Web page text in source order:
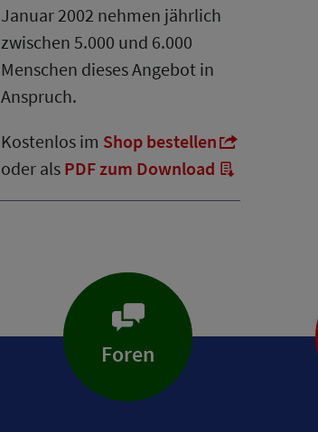
Januar 2002 nehmen jährlich
zwischen 5.000 und 6.000
Menschen dieses Angebot in
Anspruch.
Kostenlos im Shop bestellen
oder als PDF zum Download
Foren